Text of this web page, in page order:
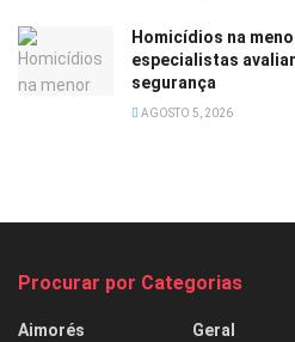
Homicídios na
especialistas
segurança
AGOSTO 5, 2026
Procurar por Categorias
Aimorés
Geral